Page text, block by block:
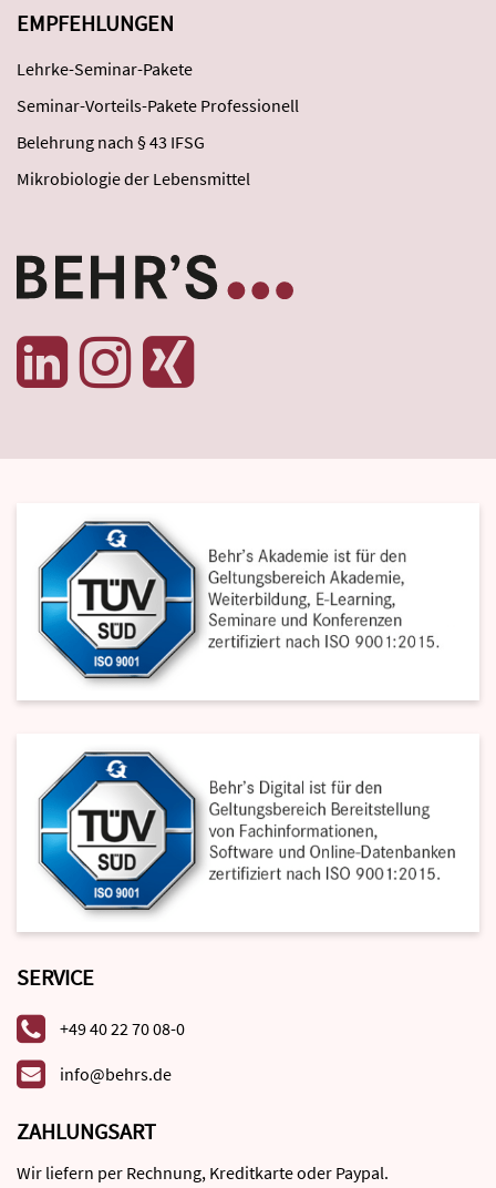
EMPFEHLUNGEN
Lehrke-Seminar-Pakete
Seminar-Vorteils-Pakete Professionell
Belehrung nach § 43 IFSG
Mikrobiologie der Lebensmittel
SERVICE
+49 40 22 70 08-0
info@behrs.de
ZAHLUNGSART
Wir liefern per Rechnung, Kreditkarte oder Paypal.